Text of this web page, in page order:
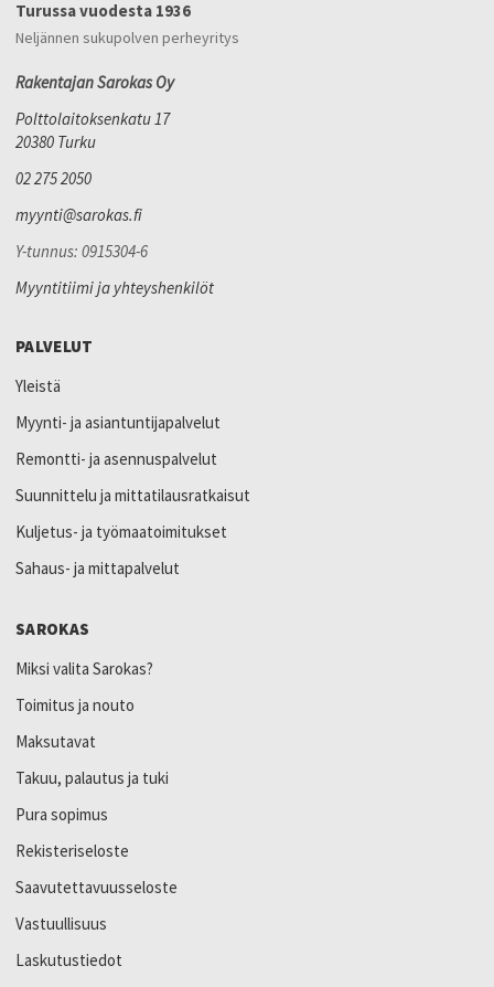
Turussa vuodesta 1936
Neljännen sukupolven perheyritys
Rakentajan Sarokas Oy
Polttolaitoksenkatu 17
20380 Turku
02 275 2050
myynti@sarokas.fi
Y-tunnus: 0915304-6
Myyntitiimi ja yhteyshenkilöt
PALVELUT
Yleistä
Myynti- ja asiantuntijapalvelut
Remontti- ja asennuspalvelut
Suunnittelu ja mittatilausratkaisut
Kuljetus- ja työmaatoimitukset
Sahaus- ja mittapalvelut
SAROKAS
Miksi valita Sarokas?
Toimitus ja nouto
Maksutavat
Takuu, palautus ja tuki
Pura sopimus
Rekisteriseloste
Saavutettavuusseloste
Vastuullisuus
Laskutustiedot